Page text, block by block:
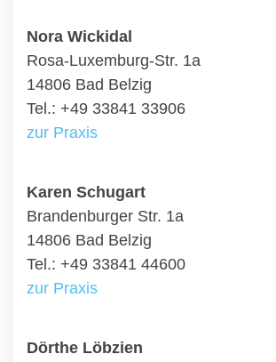
Nora Wickidal
Rosa-Luxemburg-Str. 1a
14806 Bad Belzig
Tel.: +49 33841 33906
zur Praxis
Karen Schugart
Brandenburger Str. 1a
14806 Bad Belzig
Tel.: +49 33841 44600
zur Praxis
Dörthe Löbzien